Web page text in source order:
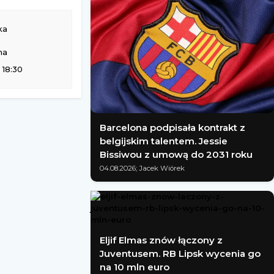
Barcelona podpisała kontrakt z
belgijskim talentem. Jessie
Bissiwou z umową do 2031 roku
04.08.2026; Jacek Wiórek
Eljif Elmas znów łączony z
Juventusem. RB Lipsk wycenia go
na 10 mln euro